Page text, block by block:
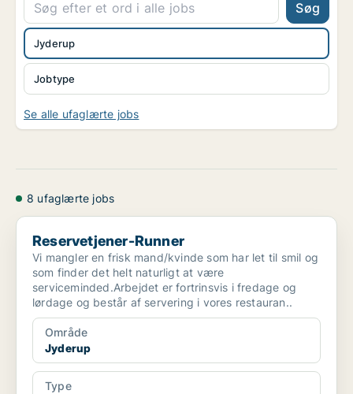
Søg
Jobtype
Jyderup
Se alle ufaglærte jobs
8 ufaglærte jobs
Reservetjener-Runner
Reservetjener-Runner
Vi mangler en frisk mand/kvinde som har let til smil og
som finder det helt naturligt at være
serviceminded.Arbejdet er fortrinsvis i fredage og
lørdage og består af servering i vores restauran..
Område
Jyderup
Type